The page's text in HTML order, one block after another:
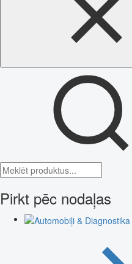
Pirkt pēc nodaļas